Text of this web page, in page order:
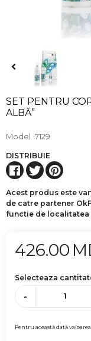
SET PENTRU
ALBĂ”
Model 7129
DISTRIBUIE
Acest produs este
de catre partener
functie de localitatea
426.00
Selecteaza
-
Pentru această dată